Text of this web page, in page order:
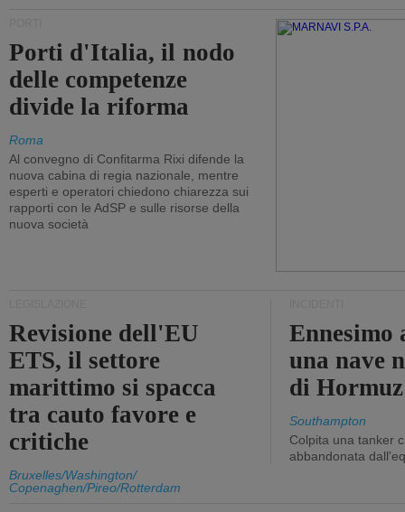
Porti d'Italia, il nodo
delle competenze
divide la riforma
Roma
Al convegno di Confitarma Rixi difende la
nuova cabina di regia nazionale, mentre
esperti e operatori chiedono chiarezza sui
rapporti con le AdSP e sulle risorse della
nuova società
Revisione dell'EU
ETS, il settore
marittimo si spacca
tra cauto favore e
critiche
Bruxelles/Washington/
Copenaghen/Pireo/Rotterdam
Ennesimo
una nave
di Hormuz
Southampton
Colpita una tanker
abbandonata